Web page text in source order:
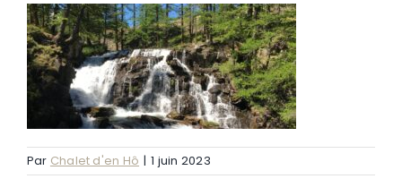
Séjours hiver
Séjours été
Tarifs
Par Chalet d'en Hô | 1 juin 2023